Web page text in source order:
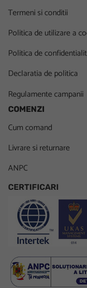
Termeni si conditii
Politica de utilizare a
Politica de
Declaratia de politica
Regulamente campanii
COMENZI
Cum comand
Livrare si returnare
ANPC
CERTIFICARI